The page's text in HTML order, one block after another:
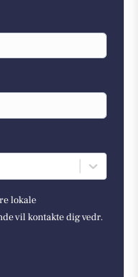
lokale
vil kontakte dig vedr.